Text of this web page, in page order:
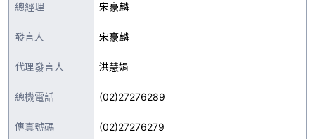
總經理 宋豪麟
發言人 宋豪麟
代理發言人 洪慧娟
總機電話 (02)27276289
傳真號碼 (02)27276279